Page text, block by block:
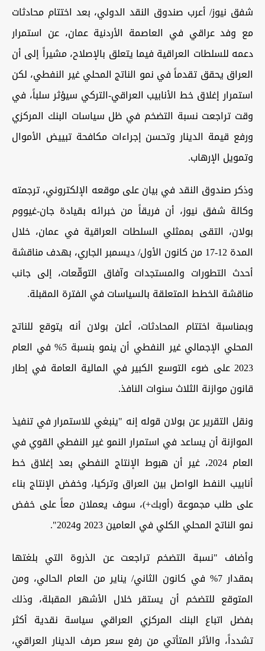
شفق نيوز/ أعرب صندوق النقد الدولي، بعد اختتام محادثات
مع وفد عراقي في العاصمة الأردنية عمان، عن استمرار
دعمه للسلطات العراقية فيما يتعلق بالإصلاح، مشيراً إلى أن
العراق يحقق تقدماً في نمو الناتج المحلي غير النفطي، لكن
استمرار إغلاق خط الأنابيب العراقي-التركي سيؤثر سلباً، في
وقت تراجعت نسبة التضخم في ظل سياسات البنك المركزي
ورفع قيمة الدينار وتحسن إجراءات مكافحة تبييض الأموال
وتمويل الإرهاب.
وذكر صندوق النقد في بيان على موقعه الإلكتروني، ترجمته
وكالة شفق نيوز، أن فريقاً من خبرائه بقيادة جان-غيووم
بولان، التقى بممثلي السلطات العراقية في عمان، خلال
المدة 12-17 من كانون الأول/ ديسمبر الجاري، بهدف مناقشة
أحدث التطورات والمستجدات وآفاق التوقّعات، إلى جانب
مناقشة الخطط المتعلقة بالسياسات في الفترة المقبلة.
وبمناسبة اختتام المحادثات، أعلن بولان أنه يتوقع للناتج
المحلي الإجمالي غير النفطي أن ينمو بنسبة 5% في العام
2023 على ضوء التوسع الكبير في المالية العامة في إطار
قانون موازنة الثلاث سنوات النافذ.
ونقل التقرير عن بولان قوله إنه "ينبغي للاستمرار في تنفيذ
الموازنة أن يساعد في استمرار النمو غير النفطي القوي في
العام 2024، غير أن هبوط الإنتاج النفطي بعد إغلاق خط
أنابيب النفط الواصل بين العراق وتركيا، وخفض الإنتاج بناء
على طلب مجموعة (أوبك+)، سوف يعملان معاً على خفض
نمو الناتج المحلي الكلي في العامين 2023 و2024".
وأضاف "نسبة التضخم تراجعت عن الذروة التي بلغتها
بمقدار 7% في كانون الثاني/ يناير من العام الحالي، ومن
المتوقع للتضخم أن يستقر خلال الأشهر المقبلة، وذلك
بفضل اتباع البنك المركزي العراقي سياسة نقدية أكثر
تشدداً، والأثر المتأتي من رفع سعر صرف الدينار العراقي،